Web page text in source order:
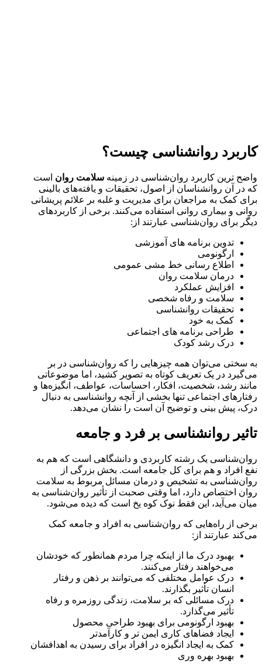
کاربرد روانشناسی چیست؟
واضح ترین کاربرد روان‌شناسی در زمینه سلامت روان است
که در آن روانشناسان از اصول، تحقیقات و یافته‌های بالینی
برای کمک به مراجعان برای مدیریت و غلبه بر علائم پریشانی
روانی و بیماری روانی استفاده می‌کنند. برخی از کاربردهای
دیگر برای روان‌شناسی عبارتند از:
تدوین برنامه های آموزشی
ارگونومی
اطلاع رسانی خط مشی عمومی
درمان سلامت روان
افزایش عملکرد
سلامت و رفاه شخصی
تحقیقات روانشناسی
کمک به خود
طراحی برنامه های اجتماعی
درک رشد کودک
به سختی می‌توان همه چیزهایی را که روان‌شناسی در بر
می‌گیرد در یک تعریف کوتاه به تصویر کشید، اما موضوعاتی
مانند رشد، شخصیت، افکار، احساسات، عواطف، انگیزه‌ها و
رفتارهای اجتماعی تنها بخشی از آنچه روانشناسی به دنبال
درک، پیش بینی و توضیح آن است را نشان می‌دهد.
تاثیر روانشناسی بر فرد و جامعه
روان‌شناسی یک رشته کاربردی و دانشگاهی است که هم به
نفع افراد و هم برای کل جامعه است. بخش بزرگی از
روان‌شناسی به تشخیص و درمان مسائل مربوط به سلامت
روان اختصاص دارد، اما وقتی صحبت از تأثیر روان‌شناسی به
میان می‌آید، این فقط نوک کوه یخ است که دیده می‌شود.
برخی از راه‌هایی که روان‌شناسی به افراد و جامعه کمک
می‌کند عبارتند از:
بهبود درک ما از اینکه چرا مردم همانطور که خودشان
می‌خواهند رفتار می‌کنند.
درک عوامل مختلفی که می‌توانند بر ذهن و رفتار
انسان تأثیر بگذارند.
درک مسائلی که بر سلامت، زندگی روزمره و رفاه
تأثیر می‌گذارد.
بهبود ارگونومی برای بهبود طراحی محصول
ایجاد فضاهای کاری ایمن تر و کارآمدتر
کمک به ایجاد انگیزه در افراد برای رسیدن به اهدافشان
بهبود بهره وری